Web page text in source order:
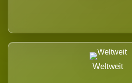
Weltweit